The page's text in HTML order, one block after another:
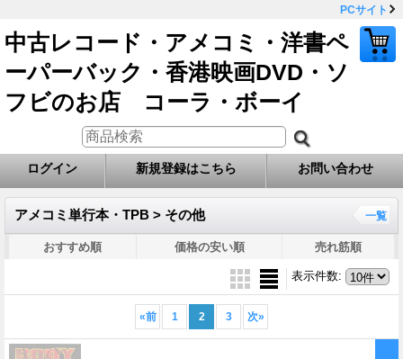
PCサイト
中古レコード・アメコミ・洋書ペ
ーパーバック・香港映画DVD・ソ
フビのお店 コーラ・ボーイ
ログイン 新規登録はこちら お問い合わせ
アメコミ単行本・TPB > その他 一覧
おすすめ順 価格の安い順 売れ筋順
表示件数:
«前 1 2 3 次»